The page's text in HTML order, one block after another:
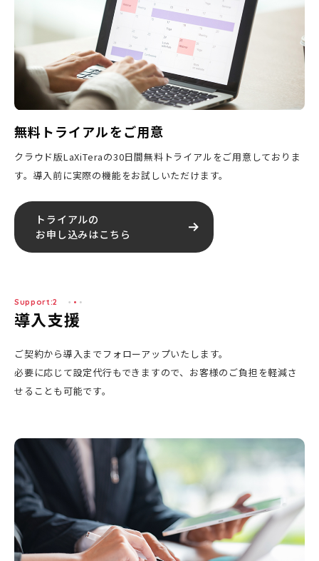
無料トライアルをご用意
クラウド版LaXiTeraの30日間無料トライアルをご用意しておりま
す。導入前に実際の機能をお試しいただけます。
トライアルの
お申し込みはこちら
Support:2
導入支援
ご契約から導入までフォローアップいたします。
必要に応じて設定代行もできますので、お客様のご負担を軽減さ
せることも可能です。